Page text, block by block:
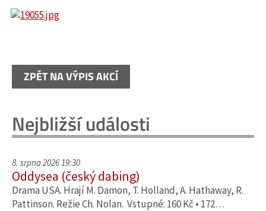
ZPĚT NA VÝPIS AKCÍ
Nejbližší události
8. srpna 2026 19:30
Oddysea (český dabing)
Drama USA. Hrají M. Damon, T. Holland, A. Hathaway, R.
Pattinson. Režie Ch. Nolan. Vstupné: 160 Kč • 172…